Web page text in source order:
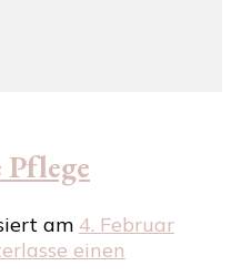
am 4. Februar
einen